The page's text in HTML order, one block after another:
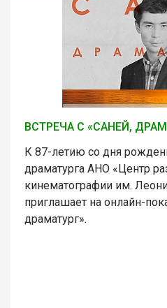
ВСТРЕЧА С «САНЕЙ,
К 87-летию со дня
драматурга АНО «Центр
кинематографии им.
приглашает на онлайн-
драматург».